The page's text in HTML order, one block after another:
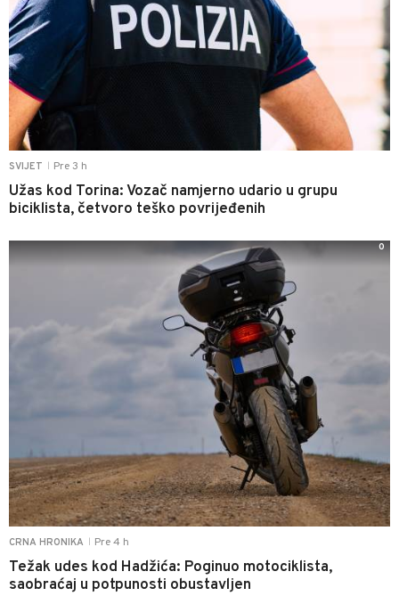
SVIJET Pre 3 h
Užas kod Torina: Vozač namjerno udario u grupu
biciklista, četvoro teško povrijeđenih
CRNA HRONIKA Pre 4 h
Težak udes kod Hadžića: Poginuo motociklista,
saobraćaj u potpunosti obustavljen
0